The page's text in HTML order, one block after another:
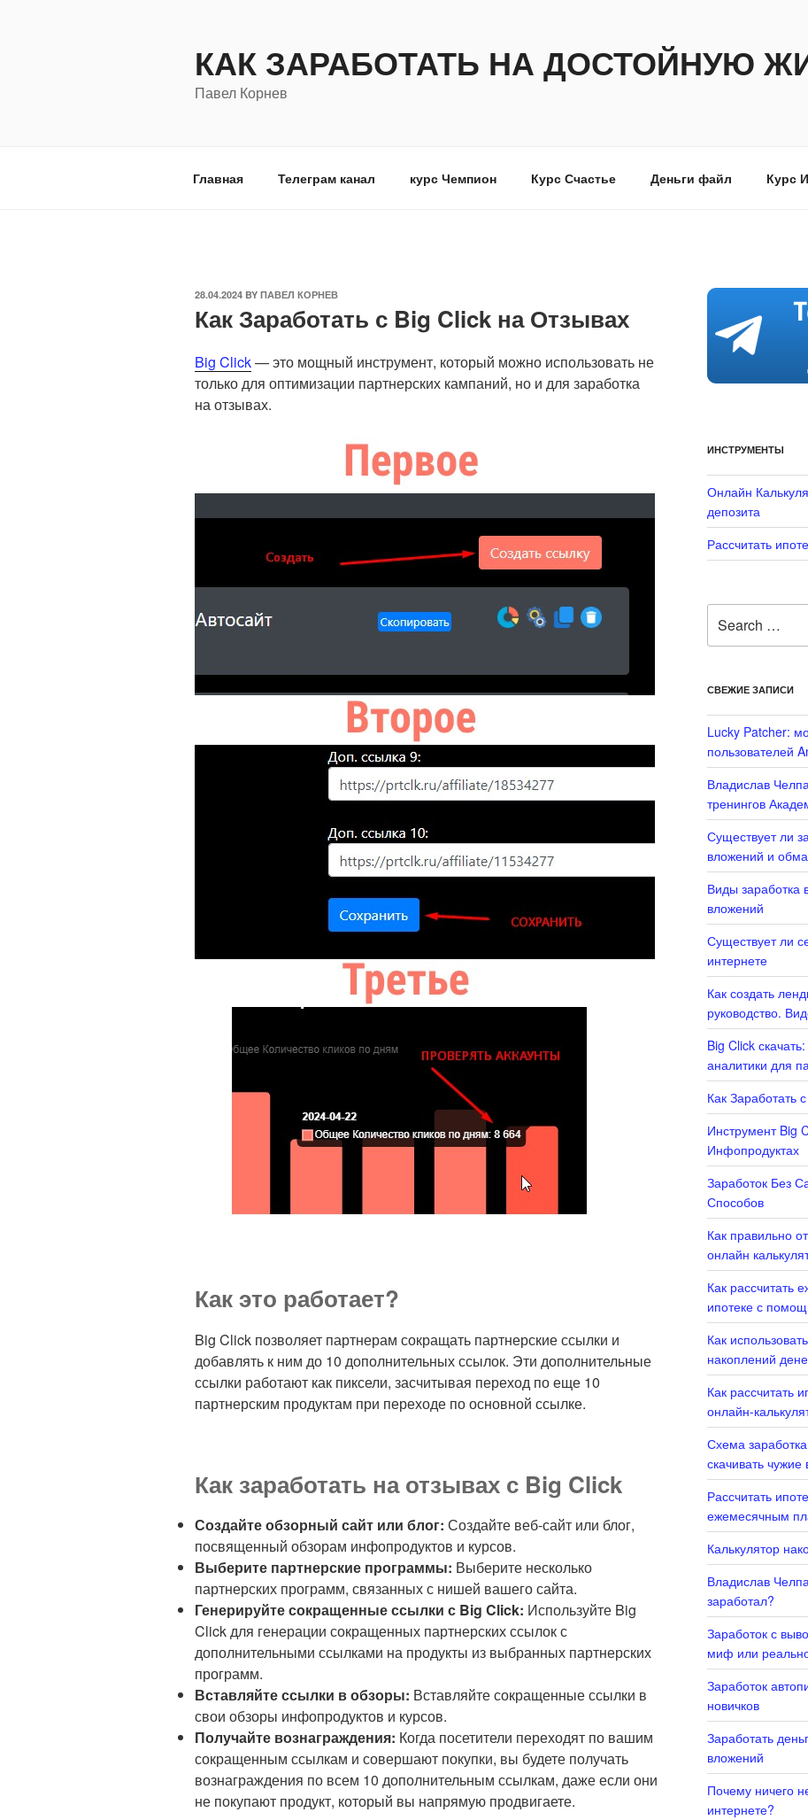
КАК ЗАРАБОТАТЬ НА ДОСТОЙНУЮ
Павел Корнев
Главная Телеграм канал курс Чемпион Курс Счастье Деньги файл Курс
POSTED
ON
28.04.2024 BY ПАВЕЛ КОРНЕВ
Как Заработать с Big Click на Отзывах
Big Click— это мощный инструмент, который можно использовать не
только для оптимизации партнерских кампаний, но и для заработка
на отзывах.
Как это работает?
Big Click позволяет партнерам сокращать партнерские ссылки и
добавлять к ним до 10 дополнительных ссылок. Эти дополнительные
ссылки работают как пиксели, засчитывая переход по еще 10
партнерским продуктам при переходе по основной ссылке.
Как заработать на отзывах с Big Click
Создайте обзорный сайт или блог: Создайте веб-сайт или блог,
посвященный обзорам инфопродуктов и курсов.
Выберите партнерские программы: Выберите несколько
партнерских программ, связанных с нишей вашего сайта.
Генерируйте сокращенные ссылки с Big Click: Используйте Big
Click для генерации сокращенных партнерских ссылок с
дополнительными ссылками на продукты из выбранных партнерских
программ.
Вставляйте ссылки в обзоры: Вставляйте сокращенные ссылки в
свои обзоры инфопродуктов и курсов.
Получайте вознаграждения: Когда посетители переходят по вашим
сокращенным ссылкам и совершают покупки, вы будете получать
вознаграждения по всем 10 дополнительным ссылкам, даже если они
не покупают продукт, который вы напрямую продвигаете.
ИНСТРУМЕНТЫ
Онлайн
депозита
Рассчитать
for:
СВЕЖИЕ ЗАПИСИ
Lucky Patcher:
пользователей
Владислав
тренингов
Существует ли
вложений и
Виды заработка
вложений
Существует ли
интернете
Как создать
руководство.
Big Click
аналитики для
Как Заработать
Инструмент Big
Инфопродуктах
Заработок Без
Способов
Как правильно
онлайн
Как рассчитать
ипотеке с
Как
накоплений
Как рассчитать
онлайн-
Схема
скачивать
Рассчитать
ежемесячным
Калькулятор
Владислав
заработал?
Заработок с
миф или
Заработок
новичков
Заработать
вложений
Почему ничего
интернете?